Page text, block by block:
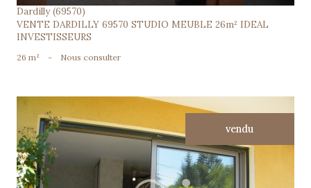
Dardilly (69570)
VENTE DARDILLY 69570 STUDIO MEUBLE 26m² IDEAL
INVESTISSEURS
26 m² - Nous consulter
vendu